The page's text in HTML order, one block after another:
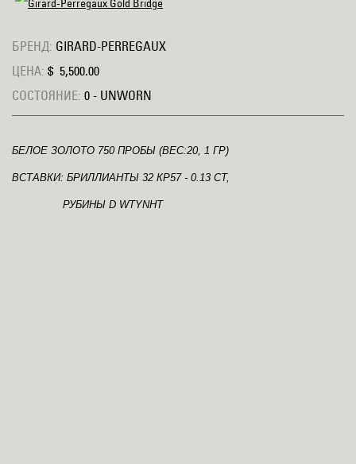
БРЕНД: GIRARD-PERREGAUX
ЦЕНА: $ 5,500.00
СОСТОЯНИЕ: 0 - UNWORN
БЕЛОЕ ЗОЛОТО 750 ПРОБЫ (ВЕС:20, 1 ГР)
ВСТАВКИ: БРИЛЛИАНТЫ 32 КР57 - 0.13 CT,
РУБИНЫ D WTYNHT